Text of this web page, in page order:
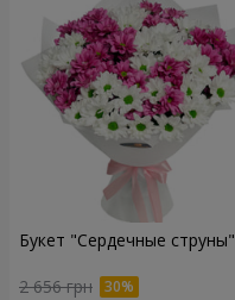
Букет "Сердечные струны"
2 656 грн